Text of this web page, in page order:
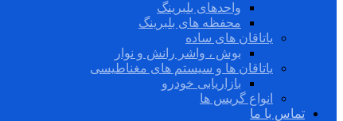
واحدهای بلبرینگ
محفظه های بلبرینگ
یاتاقان های ساده
بوش ، واشر رانش و نوار
یاتاقان ها و سیستم های مغناطیسی
بازاریابی خودرو
انواع گریس ها
تماس با ما